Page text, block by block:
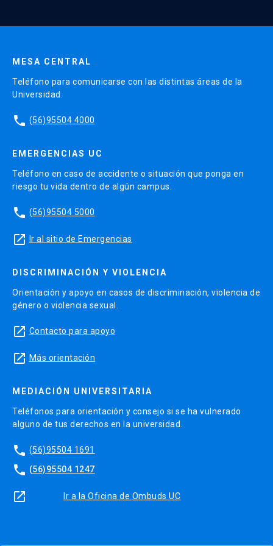
MESA CENTRAL
Teléfono para comunicarse con las distintas áreas de la
Universidad.
phone (56)95504 4000
EMERGENCIAS UC
Teléfono en caso de accidente o situación que ponga en
riesgo tu vida dentro de algún campus.
phone (56)95504 5000
launch Ir al sitio de Emergencias
DISCRIMINACIÓN Y VIOLENCIA
Orientación y apoyo en casos de discriminación, violencia de
género o violencia sexual.
launch Contacto para apoyo
launch Más orientación
MEDIACIÓN UNIVERSITARIA
Teléfonos para orientación y consejo si se ha vulnerado
alguno de tus derechos en la universidad.
phone (56)95504 1691
phone (56)95504 1247
launch Ir a la Oficina de Ombuds UC